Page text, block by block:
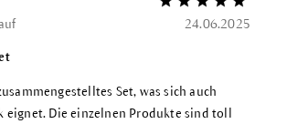
Bewertung mit 5
24.06.2025
Set, was sich auch
eignet. Die einzelnen Produkte sind toll